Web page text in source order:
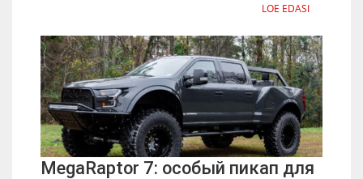
LOE EDASI
MegaRaptor 7: особый пикап для